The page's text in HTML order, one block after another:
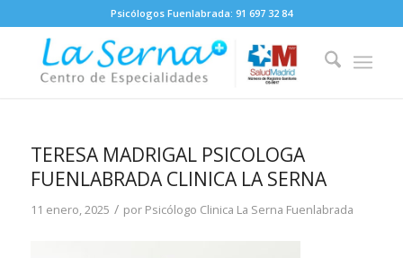
Psicólogos Fuenlabrada: 91 697 32 84
TERESA MADRIGAL PSICOLOGA
FUENLABRADA CLINICA LA SERNA
11 enero, 2025 / por Psicólogo Clinica La Serna Fuenlabrada